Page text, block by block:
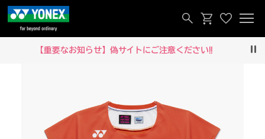
【重要なお知らせ】偽サイトにご注意ください‼